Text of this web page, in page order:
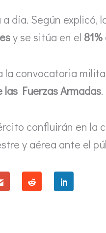
día. Según
y se sitúa en el
convocatoria
las Fuerzas Armadas.
confluirán en la
y aérea ante el